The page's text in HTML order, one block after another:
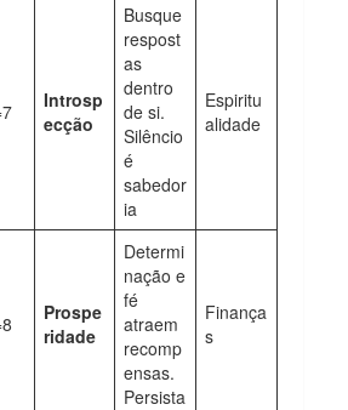
Introsp
ecção
Busque
respost
as
dentro
de si.
Silêncio
é
sabedor
ia
Espiritu
alidade
Prospe
ridade
Determi
nação e
fé
atraem
recomp
ensas.
Persista
Finança
s